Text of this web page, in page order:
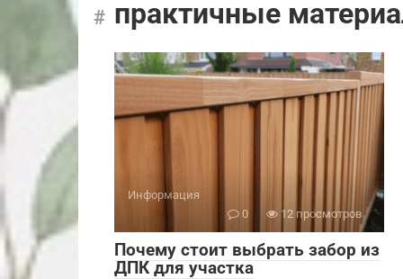
практичные
Информация
0
12 просмотров
Почему стоит выбрать забор из
ДПК для участка